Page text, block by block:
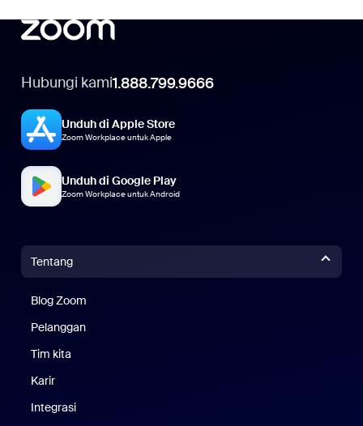
Hubungi kami1.888.799.9666
Unduh di Apple Store
Zoom Workplace untuk Apple
Unduh di Google Play
Zoom Workplace untuk Android
Tentang
Blog Zoom
Pelanggan
Tim kita
Karir
Integrasi